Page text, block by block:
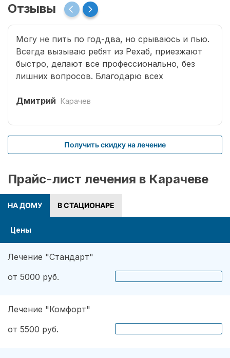
Отзывы
Могу не пить по год-два, но срываюсь и пью.
Всегда вызываю ребят из Рехаб, приезжают
быстро, делают все профессионально, без
лишних вопросов. Благодарю всех
Дмитрий
Карачев
Получить скидку на лечение
Прайс-лист лечения в Карачеве
НА ДОМУ В СТАЦИОНАРЕ
Цены
Лечение "Стандарт"
от 5000 руб.
Лечение "Комфорт"
от 5500 руб.